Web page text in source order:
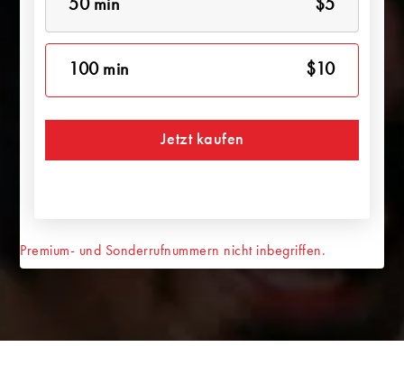
50 min $5
100 min $10
Jetzt kaufen
Premium- und Sonderrufnummern nicht inbegriffen.